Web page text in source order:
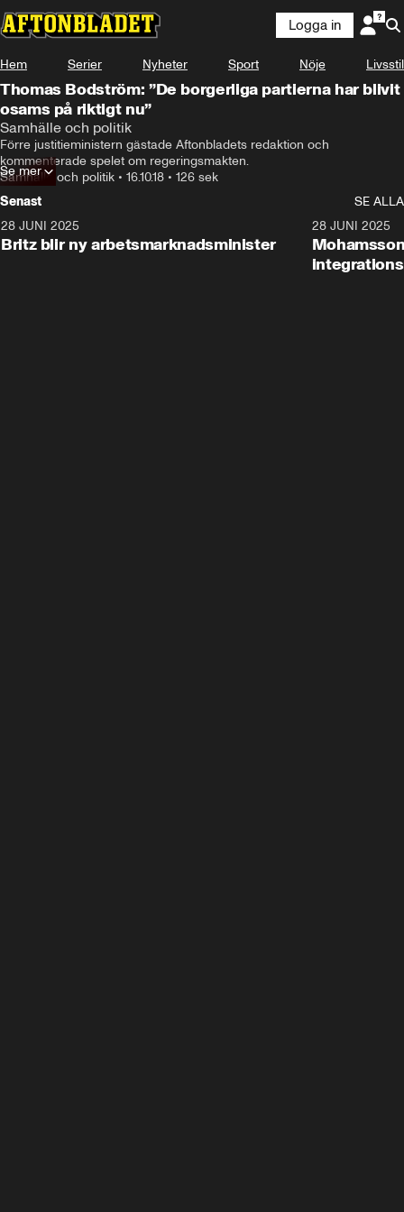
Logga in
Hem Serier Nyheter Sport Nöje Livsstil
Thomas Bodström: ”De borgerliga partierna har blivit
osams på riktigt nu”
Samhälle och politik
Förre justitieministern gästade Aftonbladets redaktion och
kommenterade spelet om regeringsmakten.
Samhälle och politik • 16.10.18 • 126 sek
Se mer
Senast
SE ALLA
28 JUNI 2025
Britz blir ny arbetsmarknadsminister
28 JUNI 2025